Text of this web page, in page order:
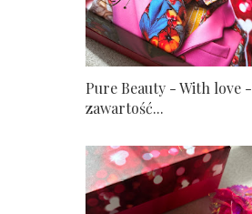
Pure Beauty - With love -
zawartość...